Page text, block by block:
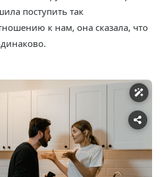
поступить так
к нам, она сказала, что